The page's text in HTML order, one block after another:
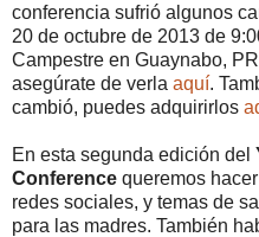
conferencia sufrió algunos
20 de octubre de 2013 de
Campestre en Guaynabo,
asegúrate de verla aquí.
cambió, puedes adquirirlos
En esta segunda edición del
Conference queremos
redes sociales, y temas de
para las madres. También